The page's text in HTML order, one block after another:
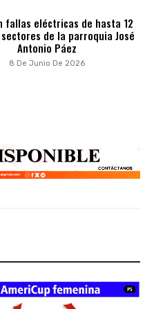
fallas eléctricas de hasta 12
de la parroquia José
Antonio Páez
8 De Junio De 2026